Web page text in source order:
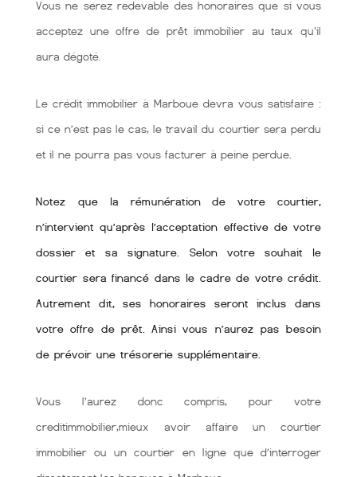
Vous ne serez redevable des honoraires que si vous
acceptez une offre de prêt immobilier au taux qu'il
aura dégoté.
Le crédit immobilier à Marboue devra vous satisfaire :
si ce n’est pas le cas, le travail du courtier sera perdu
et il ne pourra pas vous facturer à peine perdue.
Notez que la rémunération de votre courtier,
n’intervient qu’après l’acceptation effective de votre
dossier et sa signature. Selon votre souhait le
courtier sera financé dans le cadre de votre crédit.
Autrement dit, ses honoraires seront inclus dans
votre offre de prêt. Ainsi vous n’aurez pas besoin
de prévoir une trésorerie supplémentaire.
Vous l’aurez donc compris, pour votre
creditimmobilier,mieux avoir affaire un courtier
immobilier ou un courtier en ligne que d’interroger